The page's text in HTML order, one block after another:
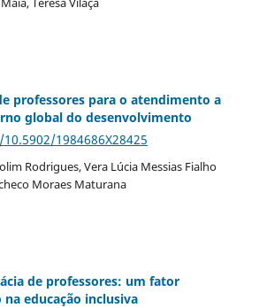
professores para o atendimento a
global do desenvolvimento
1984686X28425
Rodrigues, Vera Lúcia Messias Fialho
Moraes Maturana
de professores: um fator
educação inclusiva